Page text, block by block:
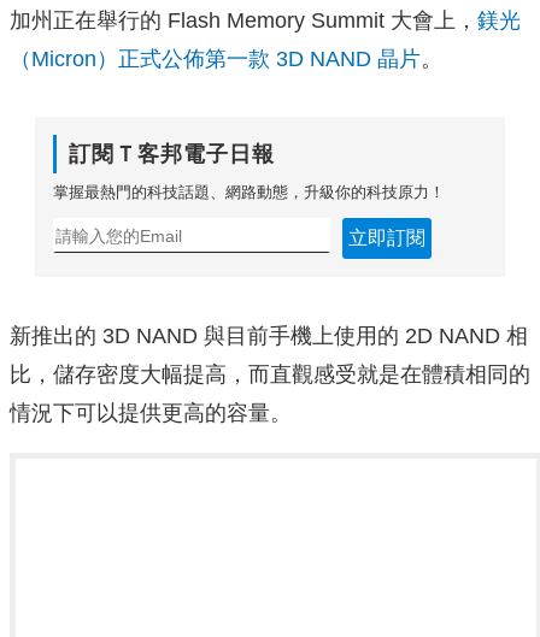
加州正在舉行的 Flash Memory Summit 大會上， 鎂光
（Micron）正式公佈第一款 3D NAND 晶片。
訂閱Ｔ客邦電子日報
掌握最熱門的科技話題、網路動態，升級你的科技原力！
立即訂閱
新推出的 3D NAND 與目前手機上使用的 2D NAND 相
比，儲存密度大幅提高，而直觀感受就是在體積相同的
情況下可以提供更高的容量。